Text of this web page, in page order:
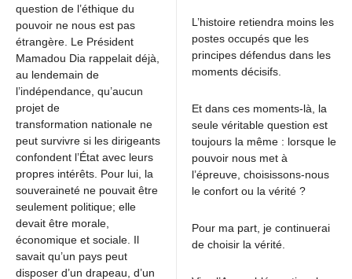
question de l’éthique du
pouvoir ne nous est pas
étrangère. Le Président
Mamadou Dia rappelait déjà,
au lendemain de
l’indépendance, qu’aucun
projet de
transformation nationale ne
peut survivre si les dirigeants
confondent l’État avec leurs
propres intérêts. Pour lui, la
souveraineté ne pouvait être
seulement politique; elle
devait être morale,
économique et sociale. Il
savait qu’un pays peut
disposer d’un drapeau, d’un
L’histoire retiendra moins les
postes occupés que les
principes défendus dans les
moments décisifs.
Et dans ces moments-là, la
seule véritable question est
toujours la même : lorsque le
pouvoir nous met à
l’épreuve, choisissons-nous
le confort ou la vérité ?
Pour ma part, je continuerai
de choisir la vérité.